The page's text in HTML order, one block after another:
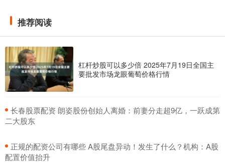
推荐阅读
杠杆炒股可以多少倍 2025年7月19日全国主
要批发市场龙眼葡萄价格行情
​长春股票配资 朗姿股份创始人离婚：前妻分走超9亿，一跃成第
二大股东
​正规的配资公司有哪些 A股尾盘异动！发生了什么？机构：A股
配置价值抬升